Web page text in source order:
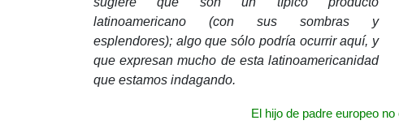
latinoamericano (con sus sombras y
esplendores); algo que sólo podría ocurrir aquí, y
que expresan mucho de esta latinoamericanidad
que estamos indagando.
El hijo de padre europeo